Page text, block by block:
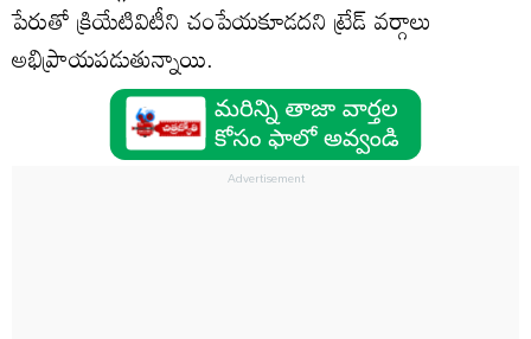
పేరుతో క్రియేటివిటీని చంపేయకూడదని ట్రేడ్ వర్గాలు
అభిప్రాయపడుతున్నాయి.